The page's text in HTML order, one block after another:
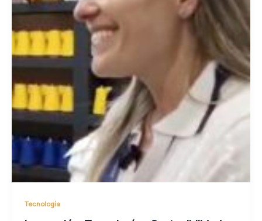
Tecnología